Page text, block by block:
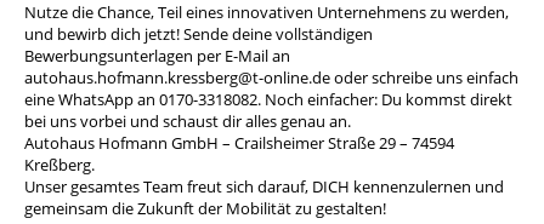
Nutze die Chance, Teil eines innovativen Unternehmens zu werden,
und bewirb dich jetzt! Sende deine vollständigen
Bewerbungsunterlagen per E-Mail an
autohaus.hofmann.kressberg@t-online.de oder schreibe uns einfach
eine WhatsApp an 0170-3318082. Noch einfacher: Du kommst direkt
bei uns vorbei und schaust dir alles genau an.
Autohaus Hofmann GmbH – Crailsheimer Straße 29 – 74594
Kreßberg.
Unser gesamtes Team freut sich darauf, DICH kennenzulernen und
gemeinsam die Zukunft der Mobilität zu gestalten!